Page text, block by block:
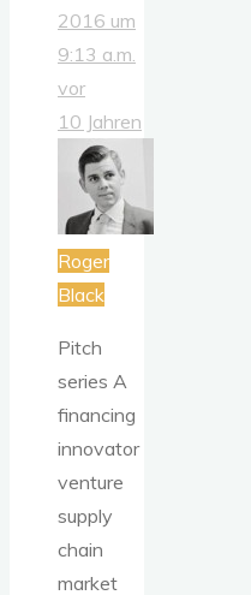
2016 um
9:13 a.m.
vor
10 Jahren
Roger
Black
Pitch
series A
financing
innovator
venture
supply
chain
market